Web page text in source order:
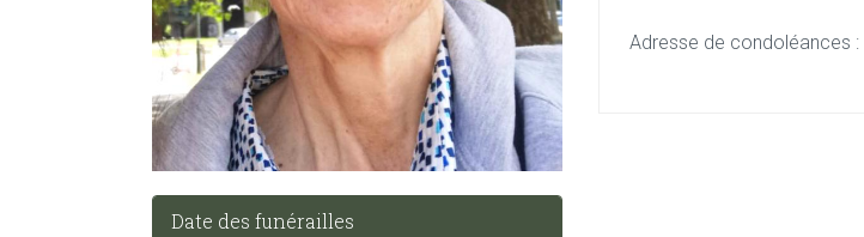
Date des funérailles
Adresse de condoléances :